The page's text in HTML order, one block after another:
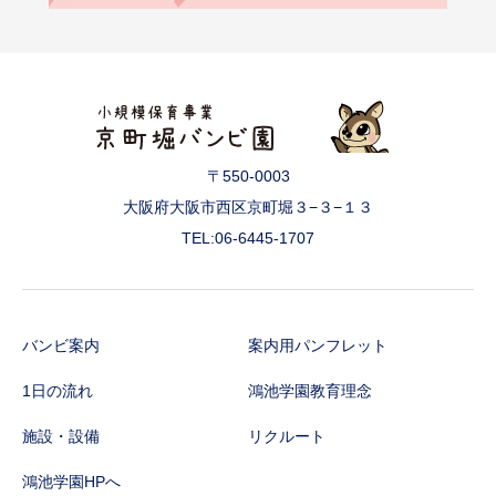
〒550-0003
大阪府大阪市西区京町堀３−３−１３
TEL:06-6445-1707
バンビ案内
1日の流れ
施設・設備
鴻池学園HPへ
案内用パンフレット
鴻池学園教育理念
リクルート